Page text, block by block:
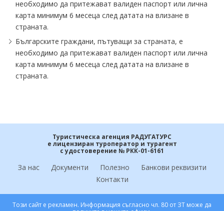
необходимо да притежават валиден паспорт или лична
карта минимум 6 месеца след датата на влизане в
страната.
Българските граждани, пътуващи за страната, е
необходимо да притежават валиден паспорт или лична
карта минимум 6 месеца след датата на влизане в
страната.
Туристическа агенция РАДУГАТУРС
е лицензиран туроператор и турагент
с удостоверение № РКК-01-6161
За нас Документи Полезно
Банкови реквизити
Контакти
Този сайт е рекламен. Информация съгласно чл. 80 от ЗТ може да